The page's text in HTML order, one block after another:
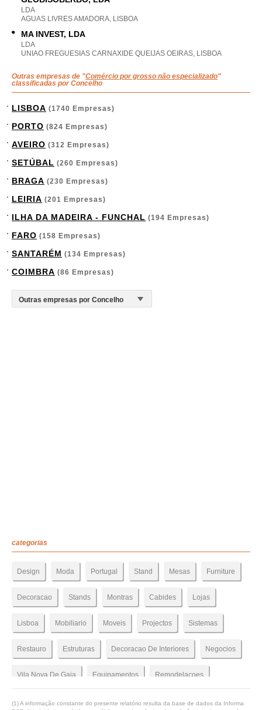
LDA
AGUAS LIVRES AMADORA, LISBOA
MA INVEST, LDA
LDA
UNIAO FREGUESIAS CARNAXIDE QUEIJAS OEIRAS, LISBOA
Outras empresas de "Comércio por grosso não especializado"
classificadas por Concelho
LISBOA (1740 Empresas)
PORTO (824 Empresas)
AVEIRO (312 Empresas)
SETÚBAL (260 Empresas)
BRAGA (230 Empresas)
LEIRIA (201 Empresas)
ILHA DA MADEIRA - FUNCHAL (194 Empresas)
FARO (158 Empresas)
SANTARÉM (134 Empresas)
COIMBRA (86 Empresas)
categorias
Design Moda Portugal Stand Mesas Furniture
Decoracao Stands Montras Cabides Lojas
Lisboa Mobiliario Moveis Projectos Sistemas
Restauro Estruturas Decoracao De Interiores Negocios
Vila Nova De Gaia Equipamentos Remodelacoes
Espacos Expositores Remodelacao Cabide
(1) A informação constante do presente relatório resulta da base de dados da Informa